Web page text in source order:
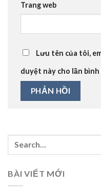
Trang web
Lưu tên của tôi,
duyệt này cho lần
BÀI VIẾT MỚI